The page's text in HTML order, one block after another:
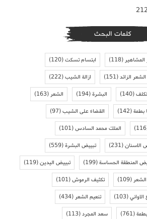
كلمات البحث
المشاهير(118) ابتسام تسكت(120)
الشعر الزائد(151) ازالة الشيب(222)
(140) البشرة(194) الشعر(163)
بطمة(142) القضاء على الشيب(97)
الملك محمد السادس(101)
الاسنان(231) تبييض البشرة(559)
المنطقة الحساسة(199) تبييض اليدين(119)
(109) تكثيف الرموش(101)
الاواني(103) تنعيم الشعر(434)
(761) سعد المجرد(113)